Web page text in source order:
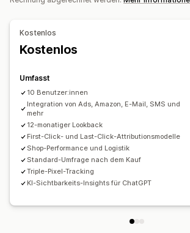
Analyse-Dashboard
Berichte für mehrere Shops
Benutzerdefinierte Berichte
Historische Analyse Prognose
Benachrichtigungen
DSGVO-Compliance
Kostenlos
Kostenlos
Umfasst
10 Benutzer:innen
Integration von Ads, Amazon, E-Mail, SMS und
mehr
12-monatiger Lookback
First-Click- und Last-Click-Attributionsmodelle
Shop-Performance und Logistik
Standard-Umfrage nach dem Kauf
Triple-Pixel-Tracking
KI-Sichtbarkeits-Insights für ChatGPT